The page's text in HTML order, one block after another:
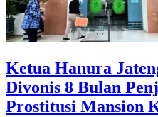
Ketua Hanura
Divonis 8 Bulan
Prostitusi Mansion